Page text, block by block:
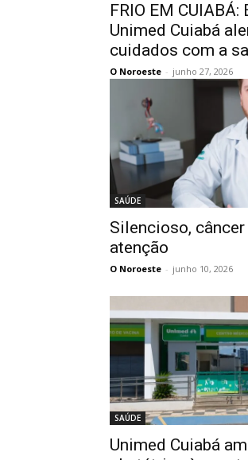
FRIO EM
Unimed Cuiabá
cuidados com a
O Noroeste - junho 27, 2026
SAÚDE
Silencioso,
atenção
O Noroeste - junho 10, 2026
SAÚDE
Unimed Cuiabá